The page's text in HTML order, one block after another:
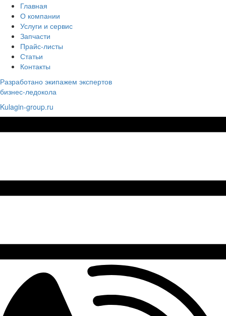
Главная
О компании
Услуги и сервис
Запчасти
Прайс-листы
Статьи
Контакты
Разработано экипажем экспертов
бизнес-ледокола
Kulagin-group.ru